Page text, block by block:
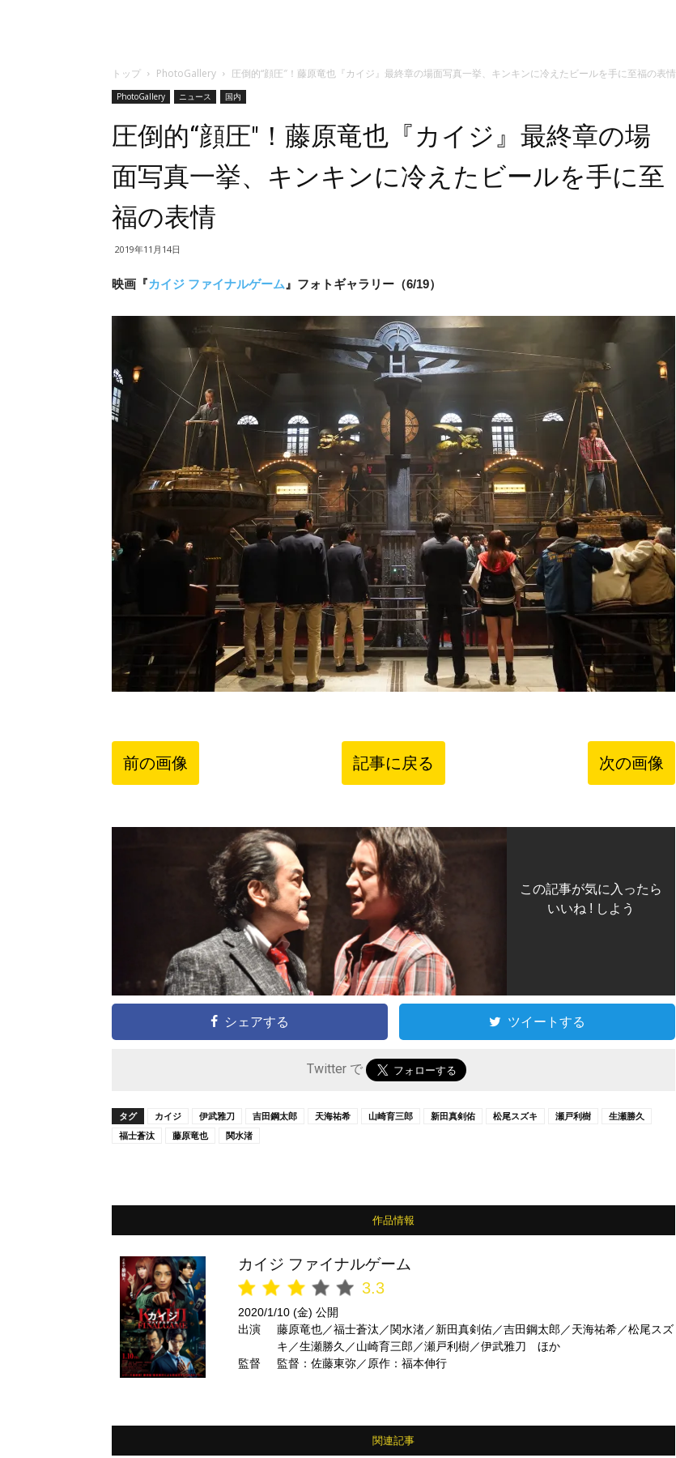
トップ PhotoGallery 圧倒的“顔圧″！藤原竜也『カイジ』最終章の場面写真一挙、キンキンに冷えたビールを手に至福の表情
PhotoGallery ニュース 国内
圧倒的“顔圧″！藤原竜也『カイジ』最終章の場
面写真一挙、キンキンに冷えたビールを手に至
福の表情
2019年11月14日
映画『カイジ ファイナルゲーム 』フォトギャラリー（6/19）
前の画像 記事に戻る 次の画像
この記事が気に入ったら
いいね ! しよう
シェアする ツイートする
Twitter で
タグ カイジ 伊武雅刀 吉田鋼太郎 天海祐希 山崎育三郎 新田真剣佑 松尾スズキ 瀬戸利樹
生瀬勝久
福士蒼汰
藤原竜也 関水渚
作品情報
カイジ ファイナルゲーム
3.3
2020/1/10 (金) 公開
出演
藤原竜也／福士蒼汰／関水渚／新田真剣佑／吉田鋼太郎／天海祐希／松尾スズ
キ／生瀬勝久／山崎育三郎／瀬戸利樹／伊武雅刀 ほか
監督
監督：佐藤東弥／原作：福本伸行
関連記事